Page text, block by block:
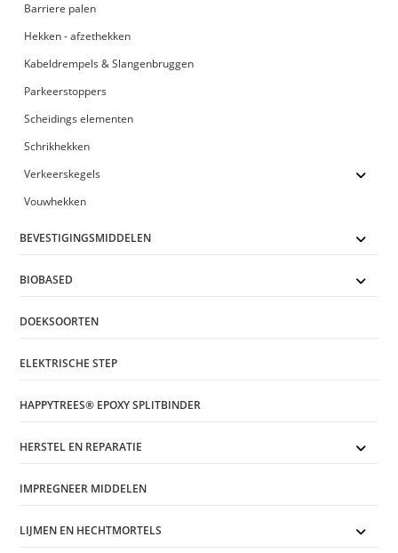
Barriere palen
Hekken - afzethekken
Kabeldrempels & Slangenbruggen
Parkeerstoppers
Scheidings elementen
Schrikhekken
Verkeerskegels
Vouwhekken
BEVESTIGINGSMIDDELEN
BIOBASED
DOEKSOORTEN
ELEKTRISCHE STEP
HAPPYTREES® EPOXY SPLITBINDER
HERSTEL EN REPARATIE
IMPREGNEER MIDDELEN
LIJMEN EN HECHTMORTELS